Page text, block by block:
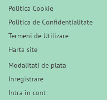
Politica Cookie
Politica de Confidentialitate
Termeni de Utilizare
Harta site
Modalitati de plata
Inregistrare
Intra in cont